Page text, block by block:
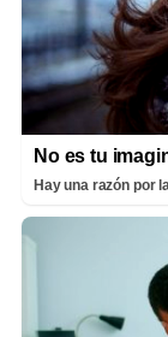
No es tu
Hay una razón por